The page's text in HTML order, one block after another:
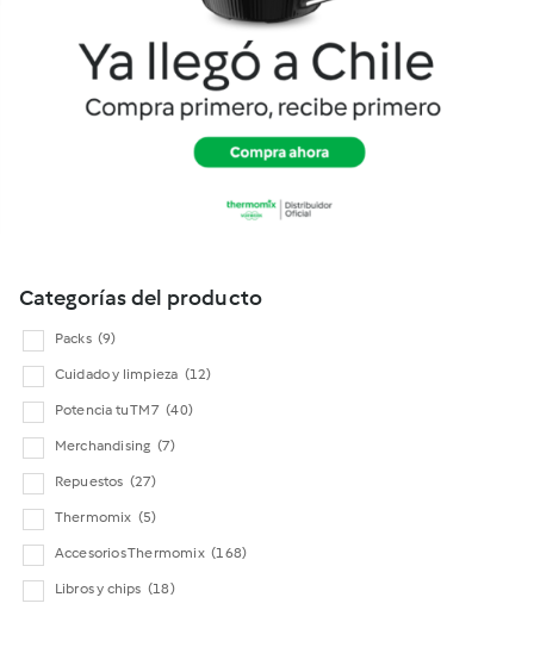
Cookidoo
Categorías del producto
Packs (9)
Cuidado y limpieza (12)
Potencia tu TM7 (40)
Merchandising (7)
Repuestos (27)
Thermomix (5)
Accesorios Thermomix (168)
Libros y chips (18)